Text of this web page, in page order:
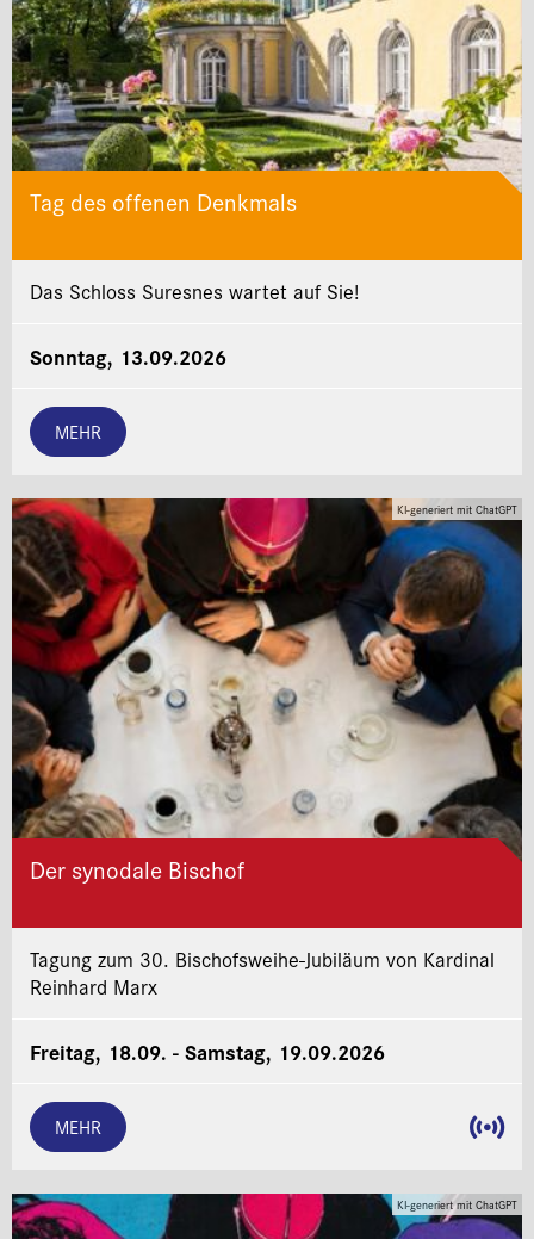
Tag des offenen Denkmals
Das Schloss Suresnes wartet auf Sie!
Sonntag, 13.09.2026
MEHR
KI-generiert mit ChatGPT
Der synodale Bischof
Tagung zum 30. Bischofsweihe-Jubiläum von Kardinal
Reinhard Marx
Freitag, 18.09. - Samstag, 19.09.2026
MEHR
KI-generiert mit ChatGPT